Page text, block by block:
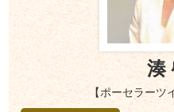
湊
【ポーセラーツ